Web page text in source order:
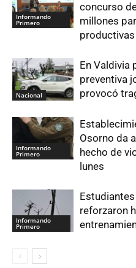
Informando
Primero
concurso
millones
Nacional
En Valdivia
preventiva
provocó
Informando
Primero
Osorno da
hecho de
lunes
Informando
Primero
reforzaron